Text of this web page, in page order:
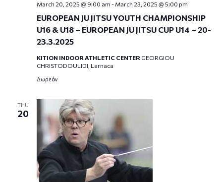
EUROPEAN JU JITSU YOUTH CHAMPIONSHIP
U16 & U18 – EUROPEAN JU JITSU CUP U14 – 20-
23.3.2025
March 20, 2025 @ 9:00 am - March 23, 2025 @ 5:00 pm
KITION INDOOR ATHLETIC CENTER GEORGIOU
CHRISTODOULIDI, Larnaca
Δωρεάν
THU
20